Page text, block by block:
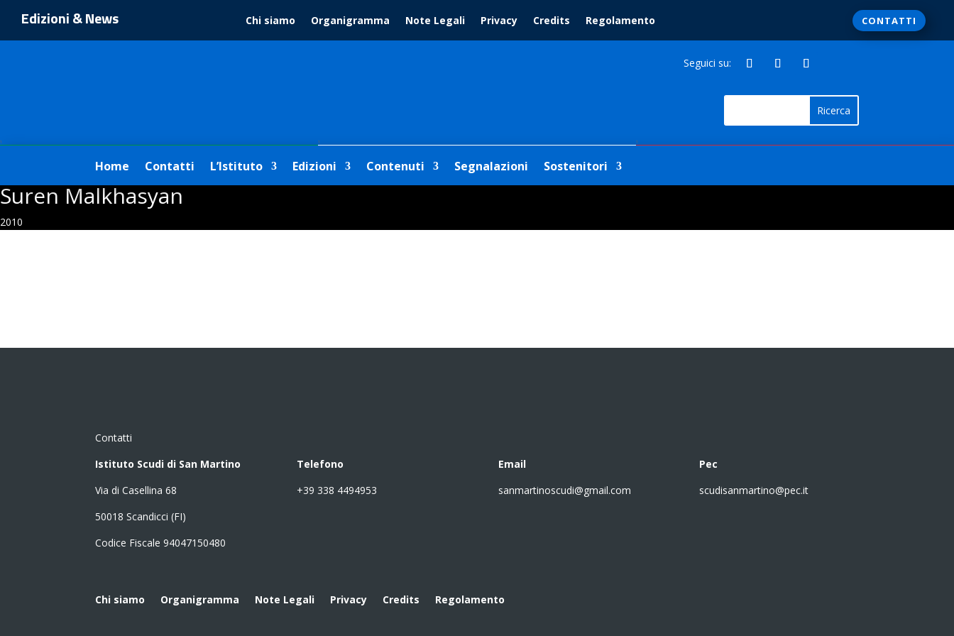
Edizioni & News Chi siamo Organigramma Note Legali Privacy Credits Regolamento CONTATTI
Seguici su:
1 1 1
Home Contatti L’Istituto Edizioni Contenuti Segnalazioni Sostenitori
Suren Malkhasyan
2010
Contatti
Istituto Scudi di San Martino
Via di Casellina 68
50018 Scandicci (FI)
Codice Fiscale 94047150480
Telefono
+39 338 4494953
Email
sanmartinoscudi@gmail.com
Pec
scudisanmartino@pec.it
Chi siamo Organigramma Note Legali Privacy Credits Regolamento